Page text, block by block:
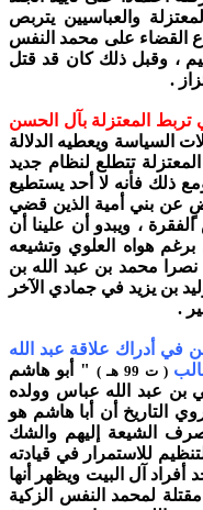
والعباسيين يتربص
القضاء على محمد النفس
، وقبل ذلك كان قد قتل
.
المعتزلة بآل الحسن
السياسة ويعطيه الدلالة
تتطلع لنظام جديد
ذلك فأنه لا أحد يستطيع
عن بني أمية الذين قضي
، ويبدو أن علينا أن
هواه العلوي وتشيعه
محمد بن عبد الله بن
بن يزيد في جمادي الآخر
.
في أدراك علاقة عبد الله
( ت 99 هـ )
" أبو هاشم
عبد الله عباس وولده
التاريخ أن أبا هاشم هو
الشيعة إليهم والشك
للاستمرار في قيادته
أفراد آل البيت ويظهر أنها
لمحمد النفس الزكية